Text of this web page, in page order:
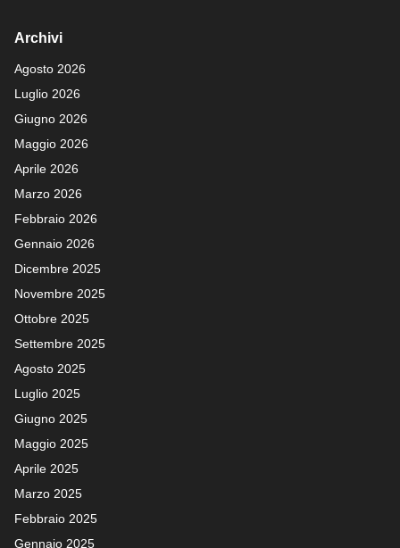
Archivi
Agosto 2026
Luglio 2026
Giugno 2026
Maggio 2026
Aprile 2026
Marzo 2026
Febbraio 2026
Gennaio 2026
Dicembre 2025
Novembre 2025
Ottobre 2025
Settembre 2025
Agosto 2025
Luglio 2025
Giugno 2025
Maggio 2025
Aprile 2025
Marzo 2025
Febbraio 2025
Gennaio 2025